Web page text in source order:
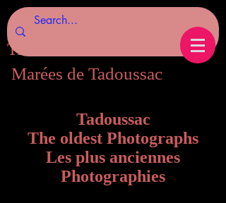
Tides of Tadoussac.com
Marées de Tadoussac
Tadoussac
The oldest Photographs
Les plus anciennes
Photographies